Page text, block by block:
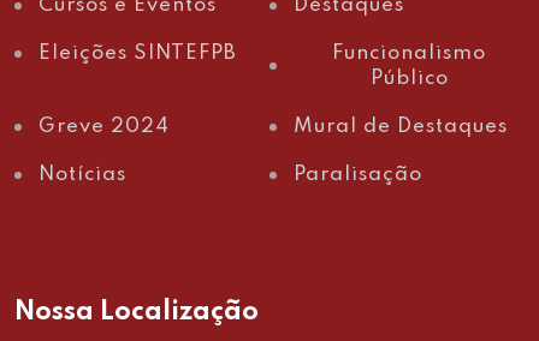
Cursos e Eventos Destaques
Eleições SINTEFPB
Funcionalismo
Público
Greve 2024 Mural de Destaques
Notícias Paralisação
Nossa Localização